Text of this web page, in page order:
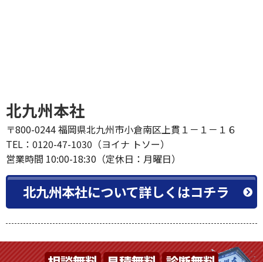
北九州本社
〒800-0244 福岡県北九州市小倉南区上貫１－１－１６
TEL：0120-47-1030（ヨイナ トソー）
営業時間 10:00-18:30（定休日：月曜日）
北九州本社について詳しくはコチラ